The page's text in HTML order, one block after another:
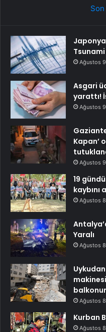
Tsunami
Ağustos
Asgari
yarattı!
Ağustos
Kapan’
Ağustos
19
kaybını
Ağustos
Yaralı
Ağustos
Ağustos
Kurban
Ağustos